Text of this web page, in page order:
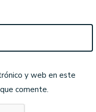
y web en este
comente.